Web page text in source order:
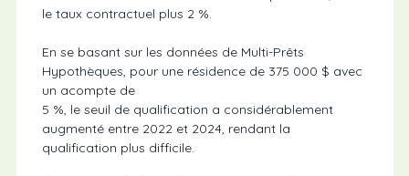
le taux contractuel plus 2 %.
En se basant sur les données de Multi-Prêts
Hypothèques, pour une résidence de 375 000 $ avec
un acompte de
5 %, le seuil de qualification a considérablement
augmenté entre 2022 et 2024, rendant la
qualification plus difficile.